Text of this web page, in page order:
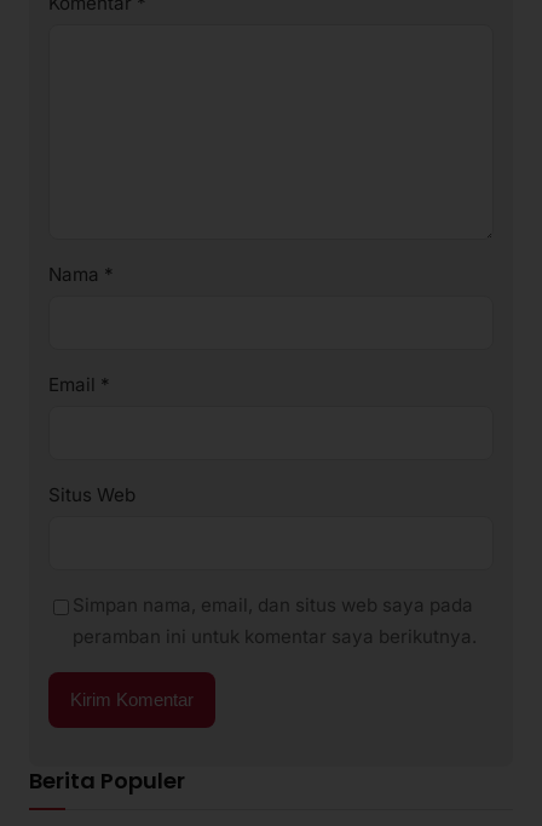
Nama *
Email *
Situs Web
Simpan nama, email, dan situs web saya pada
peramban ini untuk komentar saya berikutnya.
Berita Populer